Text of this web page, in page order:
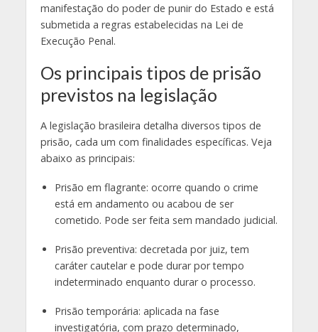
manifestação do poder de punir do Estado e está
submetida a regras estabelecidas na Lei de
Execução Penal.
Os principais tipos de prisão
previstos na legislação
A legislação brasileira detalha diversos tipos de
prisão, cada um com finalidades específicas. Veja
abaixo as principais:
Prisão em flagrante: ocorre quando o crime
está em andamento ou acabou de ser
cometido. Pode ser feita sem mandado judicial.
Prisão preventiva: decretada por juiz, tem
caráter cautelar e pode durar por tempo
indeterminado enquanto durar o processo.
Prisão temporária: aplicada na fase
investigatória, com prazo determinado,